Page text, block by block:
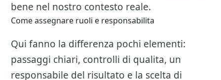
bene nel nostro contesto reale.
Come assegnare ruoli e responsabilita
Qui fanno la differenza pochi elementi:
passaggi chiari, controlli di qualita, un
responsabile del risultato e la scelta di